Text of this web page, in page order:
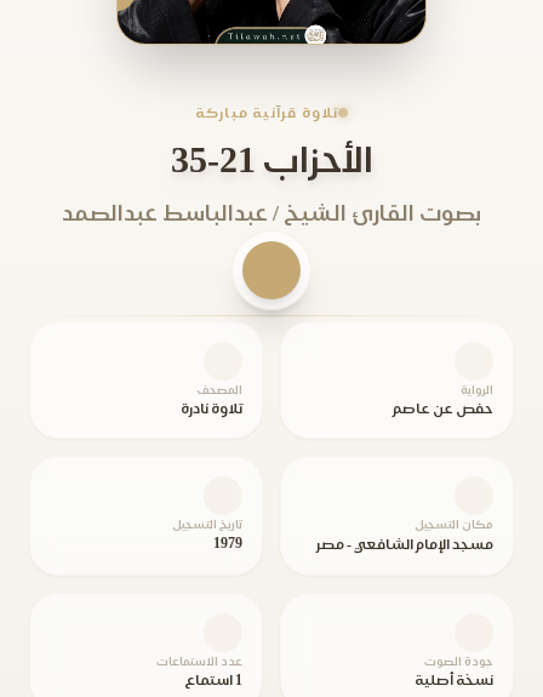
تلاوة قرآنية مباركة
الأحزاب 21-35
بصوت القارئ الشيخ / عبدالباسط عبدالصمد
الرواية
حفص عن عاصم
المصحف
تلاوة نادرة
مكان التسجيل
مسجد الإمام الشافعي - مصر
تاريخ التسجيل
1979
جودة الصوت
نسخة أصلية
عدد الاستماعات
1 استماع